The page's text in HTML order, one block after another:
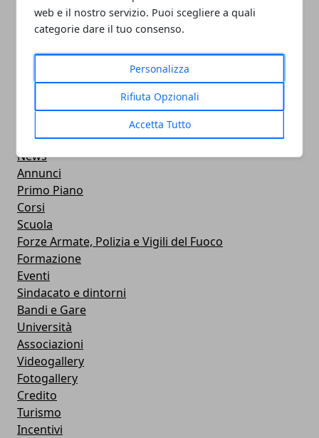
web e il nostro servizio. Puoi scegliere a quali
categorie dare il tuo consenso.
Personalizza
Rifiuta Opzionali
Accetta Tutto
Aziende
News
Annunci
Primo Piano
Corsi
Scuola
Forze Armate, Polizia e Vigili del Fuoco
Formazione
Eventi
Sindacato e dintorni
Bandi e Gare
Università
Associazioni
Videogallery
Fotogallery
Credito
Turismo
Incentivi